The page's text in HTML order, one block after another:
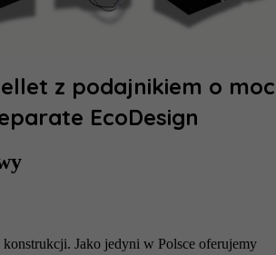
z podajnikiem o
EcoDesign
Jako jedyni w Polsce oferujemy